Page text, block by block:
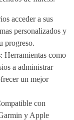
acceder a sus
personalizados y
progreso.
: Herramientas como
a administrar
un mejor
con
y Apple